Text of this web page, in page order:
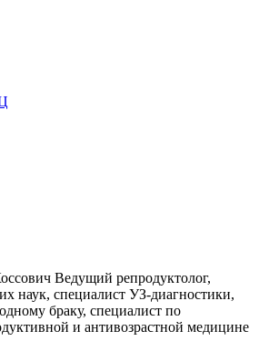
Ведущий репродуктолог,
наук, специалист УЗ-диагностики,
браку, специалист по
и антивозрастной медицине